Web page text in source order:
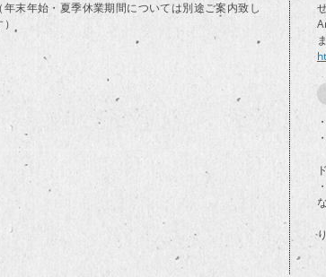
年末年始・夏季休業期間については別途ご案内致し